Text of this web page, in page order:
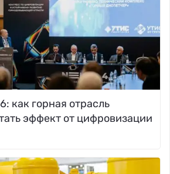
как горная отрасль
эффект от цифровизации